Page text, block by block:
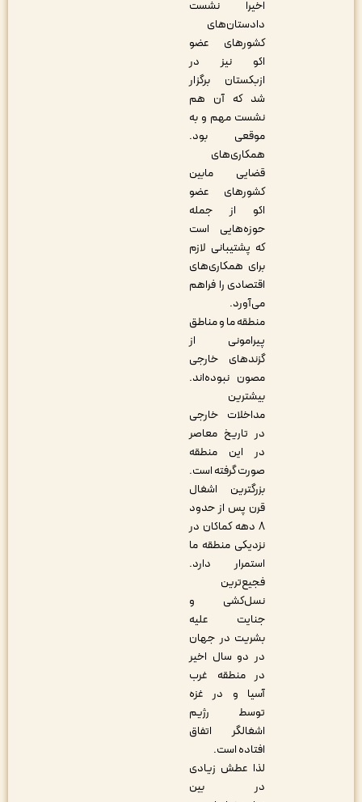
اخیراً نشست
دادستان‌های
کشورهای عضو
اکو نیز در
ازبکستان برگزار
شد که آن هم
نشست مهم و به
موقعی بود.
همکاری‌های
قضایی مابین
کشورهای عضو
اکو از جمله
حوزه‌هایی است
که پشتیبانی لازم
برای همکاری‌های
اقتصادی را فراهم
منطقه ما و مناطق
پیرامونی از
گزندهای خارجی
مصون نبوده‌اند.
بیشترین
مداخلات خارجی
در تاریخ معاصر
در این منطقه
صورت گرفته است.
بزرگترین اشغال
قرن پس از حدود
۸ دهه کماکان در
نزدیکی منطقه ما
استمرار دارد.
فجیع‌ترین
نسل‌کشی و
جنایت علیه
بشریت در جهان
در دو سال اخیر
در منطقه غرب
آسیا و در غزه
توسط رژیم
اشغالگر اتفاق
افتاده است.
لذا عطش زیادی
در بین